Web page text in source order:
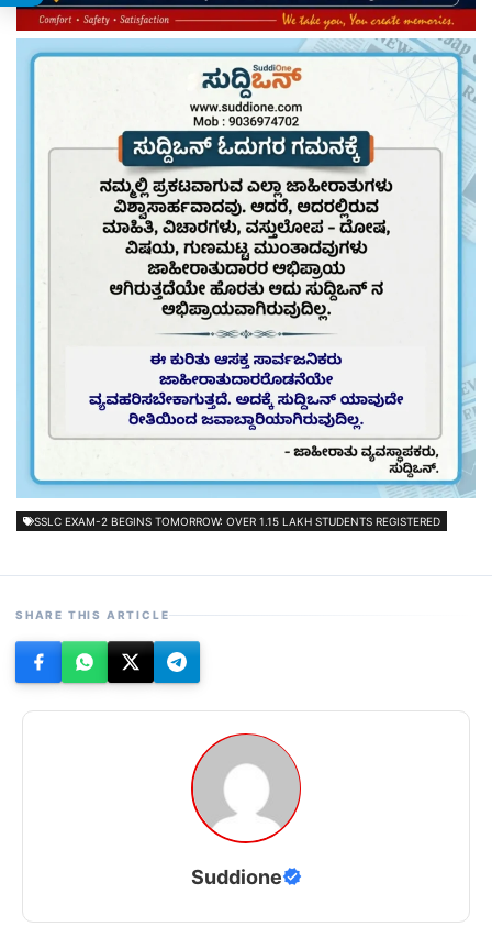
SSLC EXAM-2 BEGINS TOMORROW: OVER 1.15 LAKH STUDENTS REGISTERED
SHARE THIS ARTICLE
Suddione